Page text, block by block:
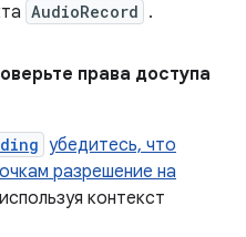
AudioRecord .
права доступа
убедитесь, что
разрешение на
используя контекст